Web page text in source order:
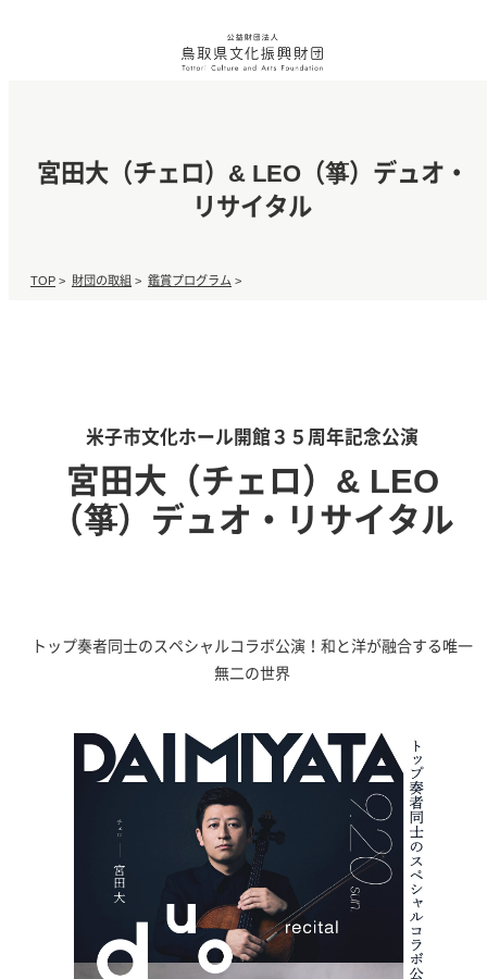
宮田大（チェロ）& LEO（箏）デュオ・
リサイタル
TOP > 財団の取組 > 鑑賞プログラム >
米子市文化ホール開館３５周年記念公演
宮田大（チェロ）& LEO
（箏）デュオ・リサイタル
トップ奏者同士のスペシャルコラボ公演！和と洋が融合する唯一
無二の世界